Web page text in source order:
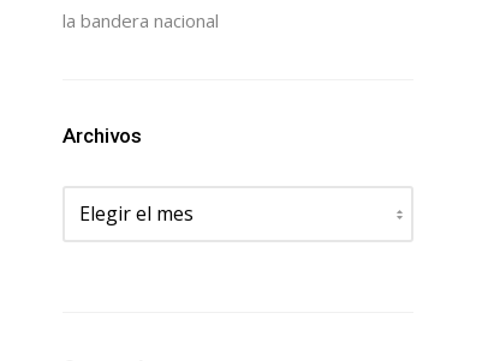
la bandera nacional
Archivos
Archivos